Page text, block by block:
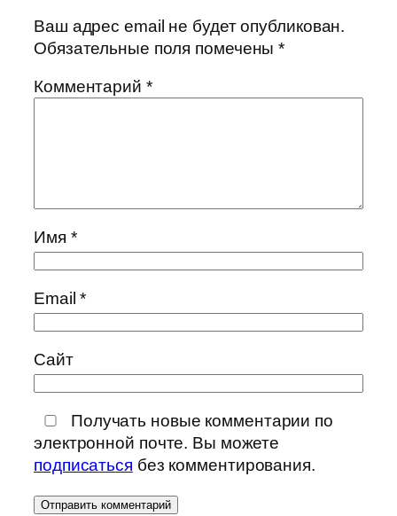
Ваш адрес email не будет опубликован.
Обязательные поля помечены*
Комментарий *
Имя *
Email*
Сайт
Получать новые комментарии по
электронной почте. Вы можете
подписаться без комментирования.